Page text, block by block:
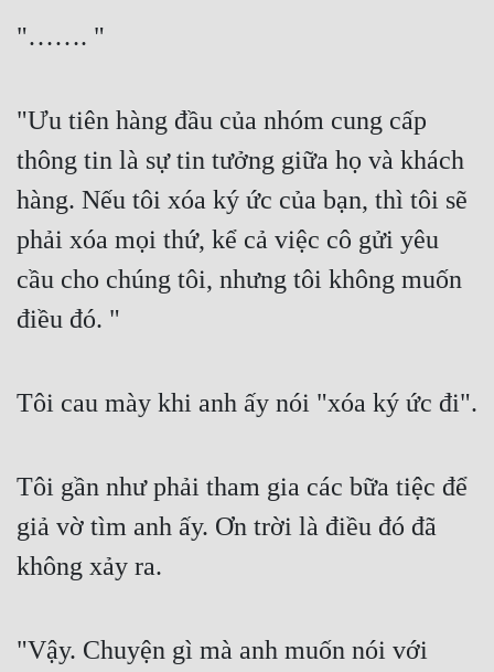
Cổ Đại
Du Hí
Dã Sử
Dị Giới
Dị Năng
Gia Đấu
Góc Nhìn Nữ
Huyền Nghi
Hệ Thống
"……. "
"Ưu tiên hàng đầu của nhóm cung cấp
thông tin là sự tin tưởng giữa họ và khách
hàng. Nếu tôi xóa ký ức của bạn, thì tôi sẽ
phải xóa mọi thứ, kể cả việc cô gửi yêu
cầu cho chúng tôi, nhưng tôi không muốn
điều đó. "
Tôi cau mày khi anh ấy nói "xóa ký ức đi".
Tôi gần như phải tham gia các bữa tiệc để
giả vờ tìm anh ấy. Ơn trời là điều đó đã
không xảy ra.
"Vậy. Chuyện gì mà anh muốn nói với